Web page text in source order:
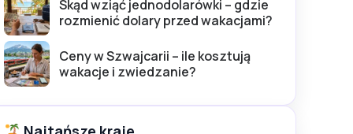
Skąd wziąć jednodolarówki – gdzie
rozmienić dolary przed wakacjami?
Ceny w Szwajcarii – ile kosztują
wakacje i zwiedzanie?